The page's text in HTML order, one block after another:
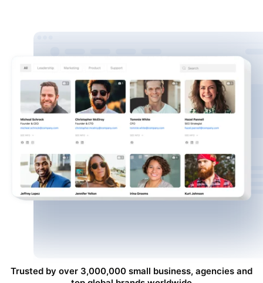
Trusted by over 3,000,000 small business, agencies and